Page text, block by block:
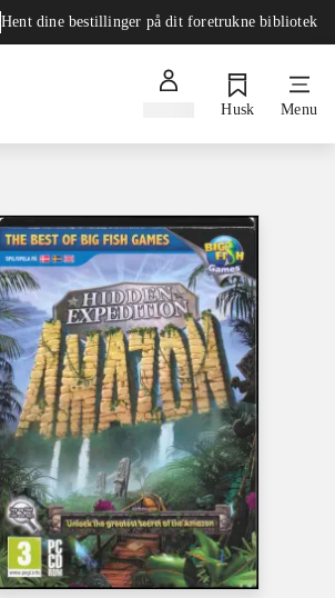
Hent dine bestillinger på dit foretrukne bibliotek
Husk Menu